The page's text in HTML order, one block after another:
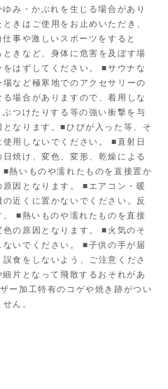
み・かぶれを生じる場合があり
きはご使用をお止めいただき、
事や激しいスポーツをすると
きなど、身体に危害を及ぼす場
はずしてください。 ■サウナな
など極寒地でのアクセサリーの
場合がありますので、着用しな
つけたりする等の強い衝撃を与
なります。■ひびが入った等、そ
用しないでください。 ■直射日
焼け、変色、変形、乾燥による
熱いものや濡れたものを直接置か
因となります。 ■エアコン・暖
近くに置かないでください。反
■熱いものや濡れたものを直接
の原因となります。 ■火気のそ
いでください。 ■子供の手が届
食をしないよう、ご注意くださ
片となって飛散するおそれがあ
ー加工特有のコゲや焼き跡がつい
ん。